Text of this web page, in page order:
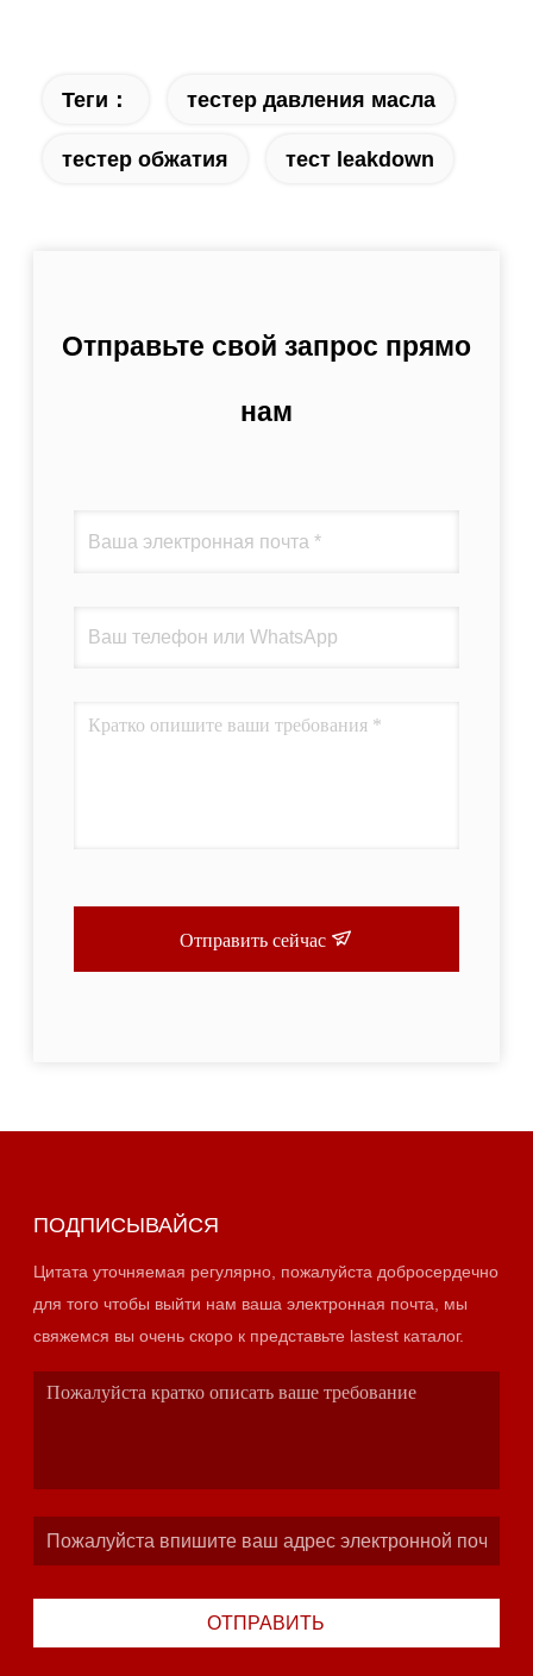
Теги： тестер давления масла
тестер обжатия тест leakdown
Отправьте свой запрос прямо
нам
Отправить сейчас
ПОДПИСЫВАЙСЯ
Цитата уточняемая регулярно, пожалуйста добросердечно
для того чтобы выйти нам ваша электронная почта, мы
свяжемся вы очень скоро к представьте lastest каталог.
ОТПРАВИТЬ